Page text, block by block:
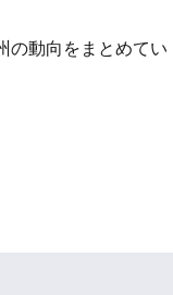
の動向をまとめてい